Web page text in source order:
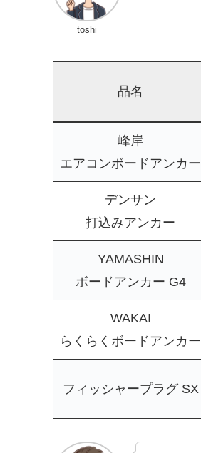
toshi
品名
峰岸
エアコンボードアンカー
デンサン
打込みアンカー
YAMASHIN
ボードアンカー G4
WAKAI
らくらくボードアンカー
フィッシャープラグ SX